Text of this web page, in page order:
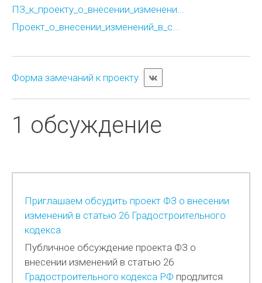
ПЗ_к_проекту_о_внесении_изменени...
Проект_о_внесении_изменений_в_с...
Форма замечаний к проекту
1 обсуждение
Приглашаем обсудить проект ФЗ о внесении
изменений в статью 26 Градостроительного
кодекса
Публичное обсуждение проекта ФЗ о
внесении изменений в статью 26
Градостроительного кодекса РФ продлится